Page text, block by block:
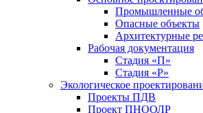
Промышленные
Опасные объекты
Архитектурные
Рабочая документация
Стадия «П»
Стадия «Р»
Экологическое
Проекты ПДВ
Проект ПНООЛР